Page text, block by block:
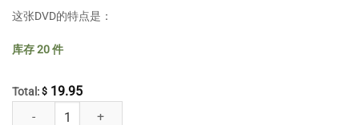
这张DVD的特点是：
库存 20 件
Total: $ 19.95
让我们带着瑜伽的内在力量高高走起 数量